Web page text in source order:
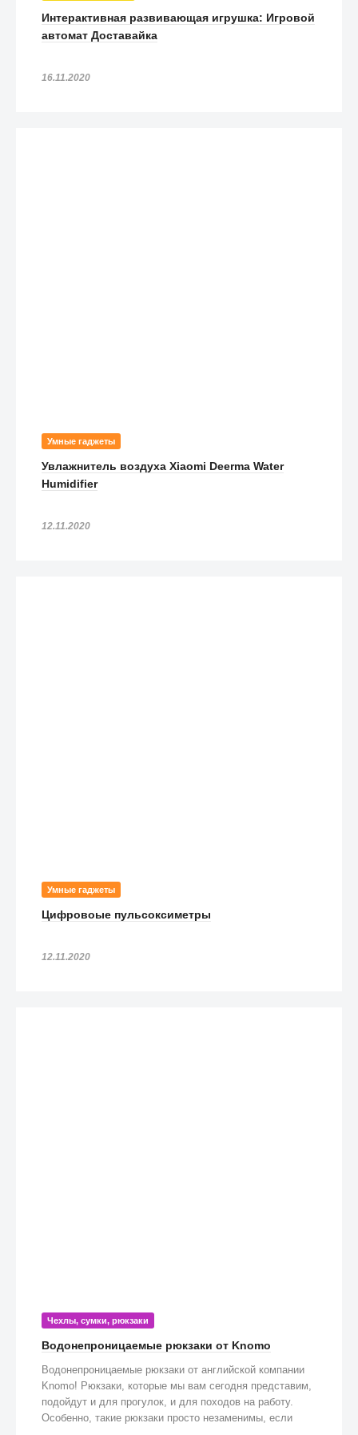
Интерактивная развивающая игрушка: Игровой
автомат Доставайка
16.11.2020
Умные гаджеты
Увлажнитель воздуха Xiaomi Deerma Water
Humidifier
12.11.2020
Умные гаджеты
Цифровоые пульсоксиметры
12.11.2020
Чехлы, сумки, рюкзаки
Водонепроницаемые рюкзаки от Knomo
Водонепроницаемые рюкзаки от английской компании
Knomo! Рюкзаки, которые мы вам сегодня представим,
подойдут и для прогулок, и для походов на работу.
Особенно, такие рюкзаки просто незаменимы, если